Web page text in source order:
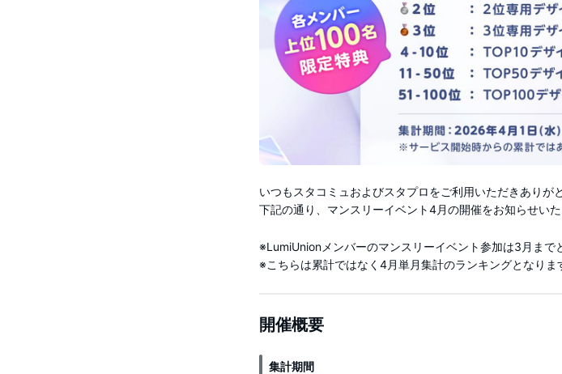
いつもスタコミュおよびスタプロをご利用いただきありが
下記の通り、マンスリーイベント4月の開催をお知らせいた
※LumiUnionメンバーのマンスリーイベント参加は3月まで
※こちらは累計ではなく4月単月集計のランキングとなりま
開催概要
集計期間